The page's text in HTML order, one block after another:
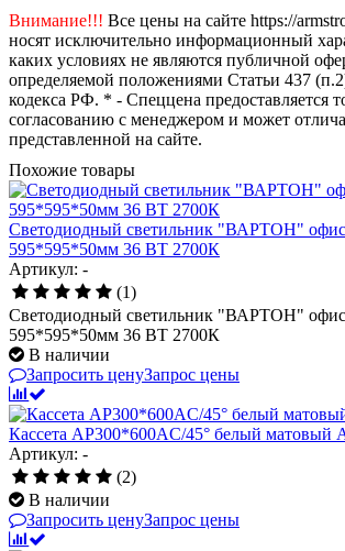
Внимание!!! Все цены на сайте https://
носят исключительно информационный
каких условиях не являются публичной
определяемой положениями Статьи 437
кодекса РФ. * - Спеццена предоставляется
согласованию с менеджером и может
представленной на сайте.
Похожие товары
Светодиодный светильник "ВАРТОН"
595*595*50мм 36 ВТ 2700К
Артикул: -
(1)
Светодиодный светильник "ВАРТОН"
595*595*50мм 36 ВТ 2700К
В наличии
Запросить ценуЗапрос цены
Кассета AP300*600AC/45° белый матовый
Артикул: -
(2)
В наличии
Запросить ценуЗапрос цены